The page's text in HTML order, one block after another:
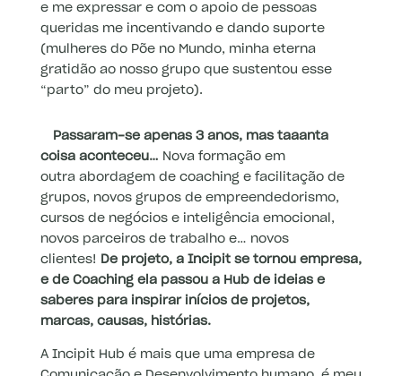
e me expressar e com o apoio de pessoas
queridas me incentivando e dando suporte
(mulheres do Põe no Mundo, minha eterna
gratidão ao nosso grupo que sustentou esse
“parto” do meu projeto).
Passaram-se apenas 3 anos, mas taaanta
coisa aconteceu… Nova formação em
outra abordagem de coaching e facilitação de
grupos, novos grupos de empreendedorismo,
cursos de negócios e inteligência emocional,
novos parceiros de trabalho e… novos
clientes!
De projeto, a Incipit se tornou empresa,
e de Coaching ela passou a Hub de ideias e
saberes para inspirar inícios de projetos,
marcas, causas, histórias.
A Incipit Hub é mais que uma empresa de